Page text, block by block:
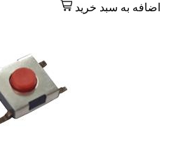
اضافه به سبد خرید